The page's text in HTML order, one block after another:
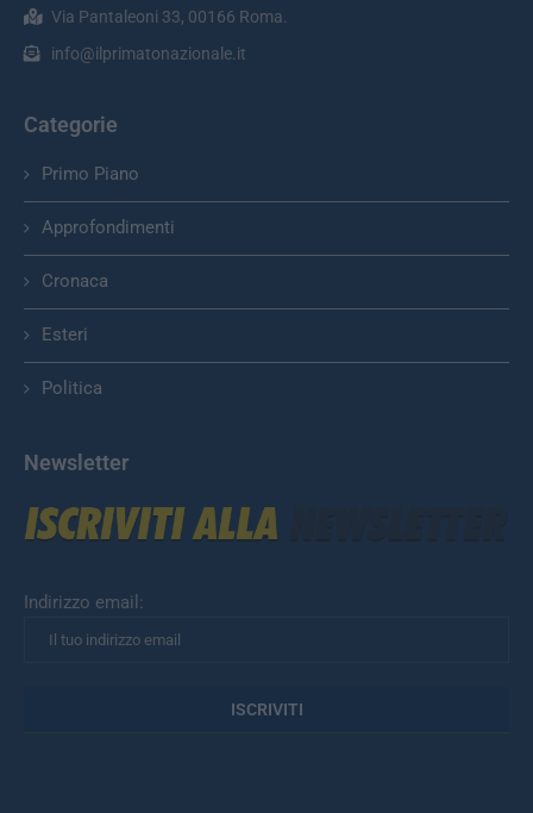
Via Pantaleoni 33, 00166 Roma.
info@ilprimatonazionale.it
Categorie
Primo Piano
Approfondimenti
Cronaca
Esteri
Politica
Newsletter
Indirizzo email: